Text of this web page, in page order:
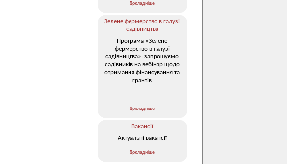
Докладніше
Зелене фермерство в галузі
садівництва
Програма «Зелене
фермерство в галузі
садівництва»: запрошуємо
садівників на вебінар щодо
отримання фінансування та
грантів
Докладніше
Вакансії
Актуальні вакансії
Докладніше